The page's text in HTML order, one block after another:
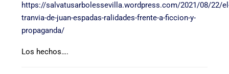
https://salvatusarbolessevilla.wordpress.com/2021/08/22/
tranvia-de-juan-espadas-ralidades-frente-a-ficcion-y-
propaganda/
Los hechos….